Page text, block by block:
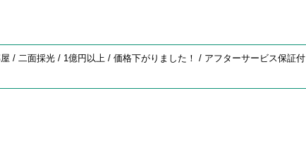
/ 二面採光 / 1億円以上 / 価格下がりました！ / アフターサービス保証付